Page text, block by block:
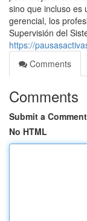
sino que incluso
gerencial, los
Supervisión del
https://
Comments
Comments
Submit a Comment
No HTML